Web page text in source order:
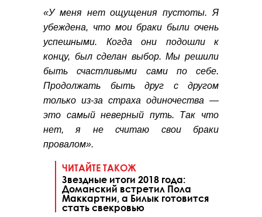
«У меня нет ощущения пустоты. Я
убеждена, что мои браки были очень
успешными. Когда они подошли к
концу, был сделан выбор. Мы решили
быть счастливыми сами по себе.
Продолжать быть друг с другом
только из-за страха одиночества —
это самый неверный путь. Так что
нет, я не считаю свои браки
провалом».
ЧИТАЙТЕ ТАКОЖ
Звездные итоги 2018 года:
Доманский встретил Пола
Маккартни, а Билык готовится
стать свекровью